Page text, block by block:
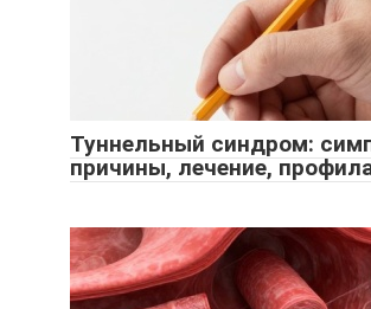
Туннельный синдром:
причины, лечение,